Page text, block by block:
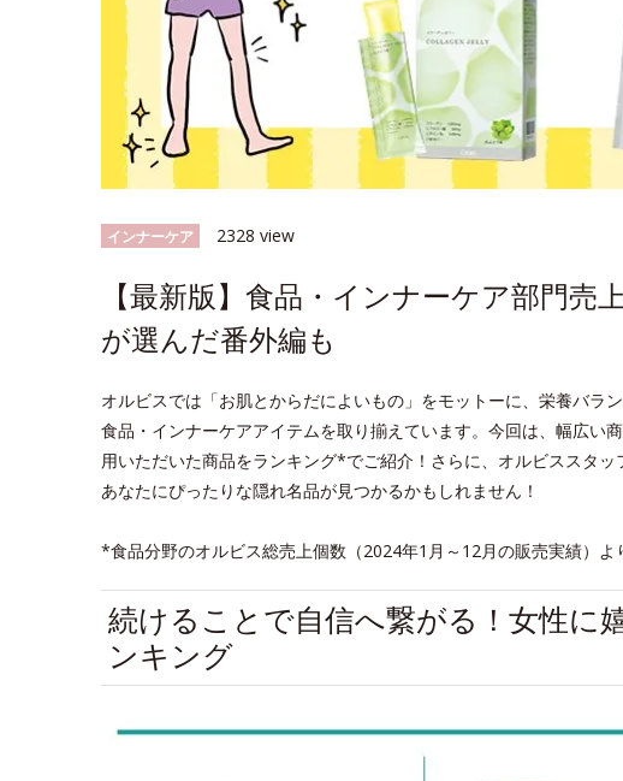
インナーケア 2328 view
【最新版】食品・インナーケア部門売
が選んだ番外編も
オルビスでは「お肌とからだによいもの」をモットーに、栄養バラ
食品・インナーケアアイテムを取り揃えています。今回は、幅広い
用いただいた商品をランキング*でご紹介！さらに、オルビススタッ
あなたにぴったりな隠れ名品が見つかるかもしれません！
*食品分野のオルビス総売上個数（2024年1月～12月の販売実績）よ
続けることで自信へ繋がる！女性に
ンキング